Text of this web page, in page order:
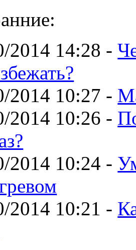
2014 14:28 -
2014 10:27 -
2014 10:26 -
2014 10:24 -
2014 10:21 -